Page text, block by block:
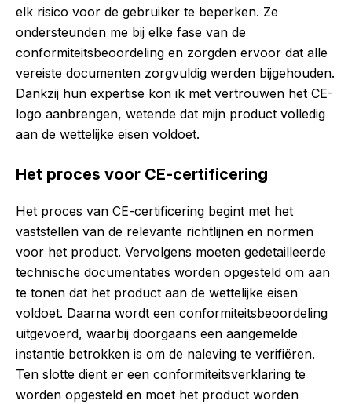
elk risico voor de gebruiker te beperken. Ze
ondersteunden me bij elke fase van de
conformiteitsbeoordeling en zorgden ervoor dat alle
vereiste documenten zorgvuldig werden bijgehouden.
Dankzij hun expertise kon ik met vertrouwen het CE-
logo aanbrengen, wetende dat mijn product volledig
aan de wettelijke eisen voldoet.
Het proces voor CE-certificering
Het proces van CE-certificering begint met het
vaststellen van de relevante richtlijnen en normen
voor het product. Vervolgens moeten gedetailleerde
technische documentaties worden opgesteld om aan
te tonen dat het product aan de wettelijke eisen
voldoet. Daarna wordt een conformiteitsbeoordeling
uitgevoerd, waarbij doorgaans een aangemelde
instantie betrokken is om de naleving te verifiëren.
Ten slotte dient er een conformiteitsverklaring te
worden opgesteld en moet het product worden